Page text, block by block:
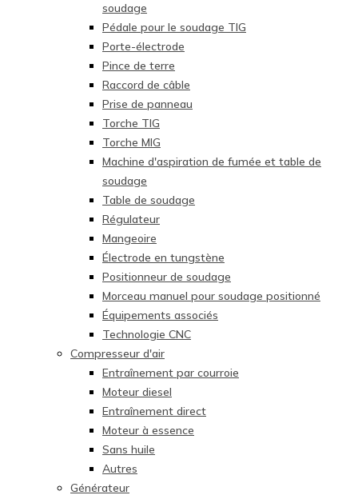
soudage
Pédale pour le soudage TIG
Porte-électrode
Pince de terre
Raccord de câble
Prise de panneau
Torche TIG
Torche MIG
Machine d'aspiration de fumée et table de
soudage
Table de soudage
Régulateur
Mangeoire
Électrode en tungstène
Positionneur de soudage
Morceau manuel pour soudage positionné
Équipements associés
Technologie CNC
Compresseur d'air
Entraînement par courroie
Moteur diesel
Entraînement direct
Moteur à essence
Sans huile
Autres
Générateur